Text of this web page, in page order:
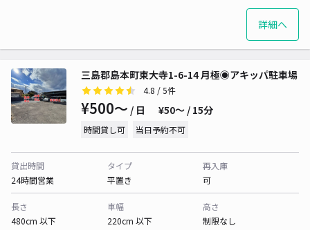
詳細へ
三島郡島本町東大寺1-6-14 月極◉アキッパ駐車場
4.8 / 5件
¥500〜 / 日 ¥50〜 / 15分
時間貸し可 当日予約不可
貸出時間
24時間営業
タイプ
平置き
再入庫
可
長さ
480cm 以下
車幅
220cm 以下
高さ
制限なし